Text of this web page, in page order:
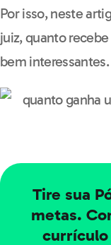
Por isso, neste
juiz, quanto
bem
Tire sua
metas.